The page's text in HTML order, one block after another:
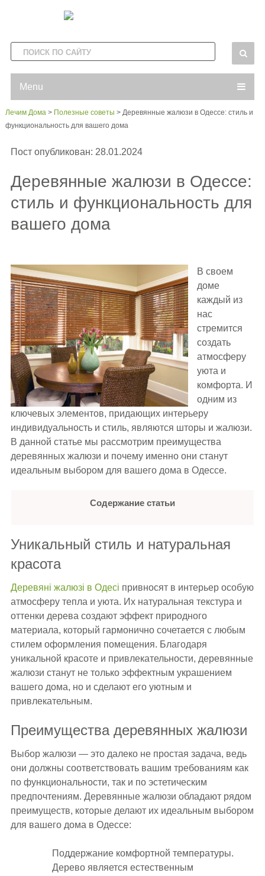
Menu
Лечим Дома> Полезные советы > Деревянные жалюзи в Одессе: стиль и
функциональность для вашего дома
Пост опубликован: 28.01.2024
Деревянные жалюзи в Одессе:
стиль и функциональность для
вашего дома
В своем
доме
каждый из
нас
стремится
создать
атмосферу
уюта и
комфорта. И
одним из
ключевых элементов, придающих интерьеру
индивидуальность и стиль, являются шторы и жалюзи.
В данной статье мы рассмотрим преимущества
деревянных жалюзи и почему именно они станут
идеальным выбором для вашего дома в Одессе.
Содержание статьи
Уникальный стиль и натуральная
красота
Деревяні жалюзі в Одесі привносят в интерьер особую
атмосферу тепла и уюта. Их натуральная текстура и
оттенки дерева создают эффект природного
материала, который гармонично сочетается с любым
стилем оформления помещения. Благодаря
уникальной красоте и привлекательности, деревянные
жалюзи станут не только эффектным украшением
вашего дома, но и сделают его уютным и
привлекательным.
Преимущества деревянных жалюзи
Выбор жалюзи — это далеко не простая задача, ведь
они должны соответствовать вашим требованиям как
по функциональности, так и по эстетическим
предпочтениям. Деревянные жалюзи обладают рядом
преимуществ, которые делают их идеальным выбором
для вашего дома в Одессе:
Поддержание комфортной температуры.
Дерево является естественным